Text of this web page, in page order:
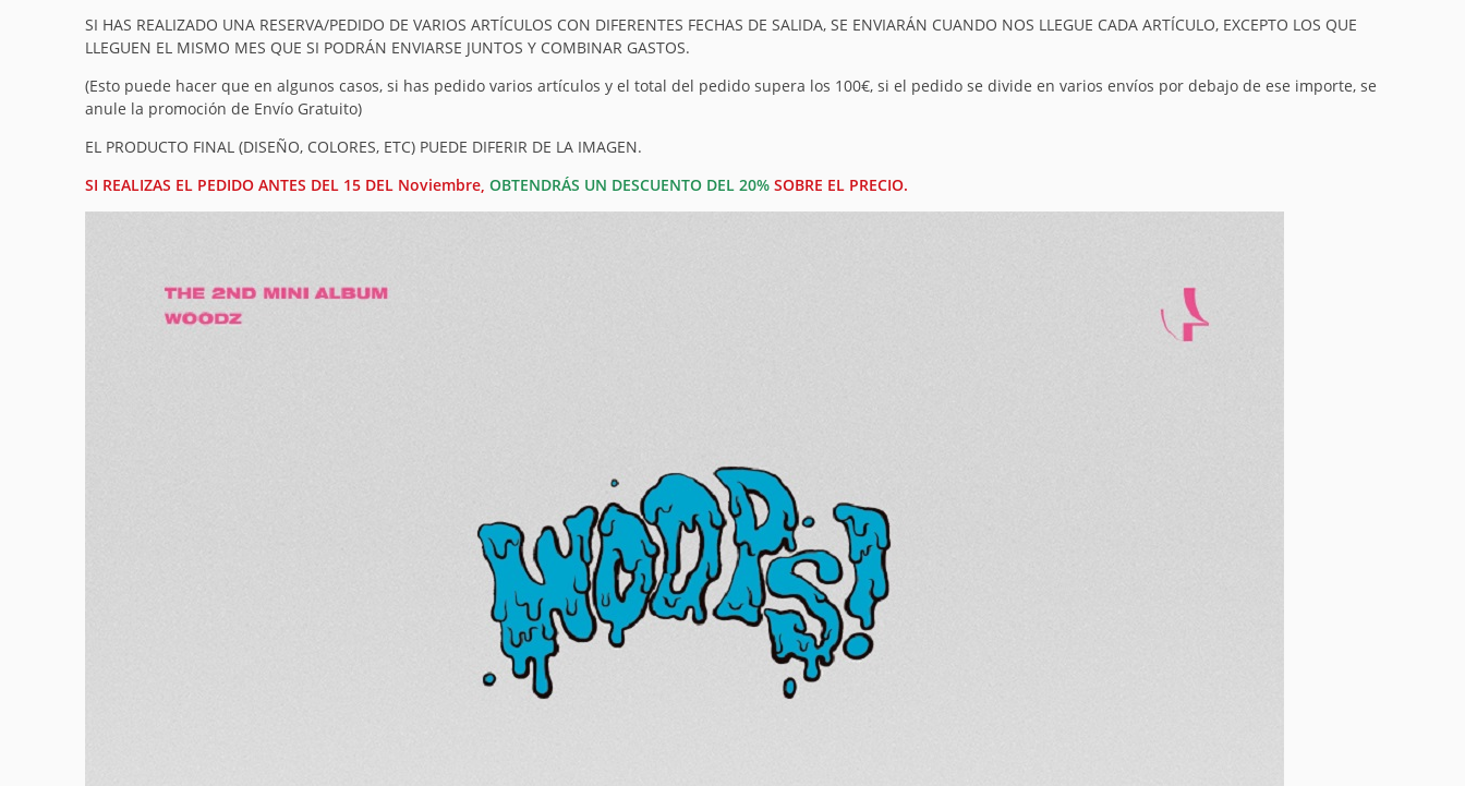
SI HAS REALIZADO UNA RESERVA/PEDIDO DE VARIOS ARTÍCULOS CON DIFERENTES FECHAS DE SALIDA, SE ENVIARÁN CUANDO NOS LLEGUE CADA ARTÍCULO, EXCEPTO LOS QUE
LLEGUEN EL MISMO MES QUE SI PODRÁN ENVIARSE JUNTOS Y COMBINAR GASTOS.
(Esto puede hacer que en algunos casos, si has pedido varios artículos y el total del pedido supera los 100€, si el pedido se divide en varios envíos por debajo de ese importe, se
anule la promoción de Envío Gratuito)
EL PRODUCTO FINAL (DISEÑO, COLORES, ETC) PUEDE DIFERIR DE LA IMAGEN.
SI REALIZAS EL PEDIDO ANTES DEL 15 DEL Noviembre, OBTENDRÁS UN DESCUENTO DEL 20% SOBRE EL PRECIO.